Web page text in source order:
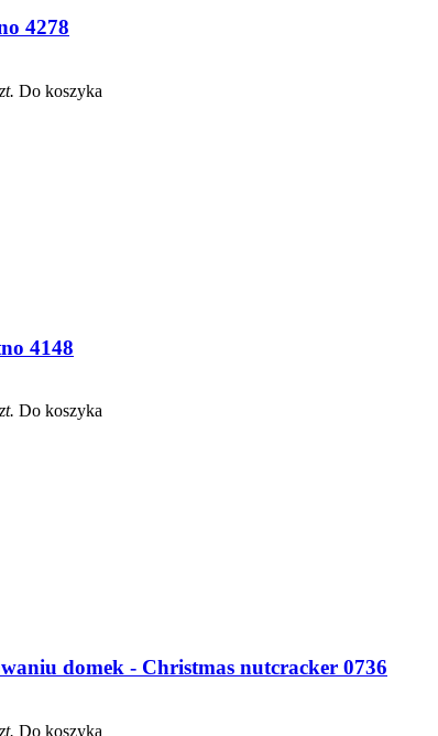
4278
Do koszyka
4148
Do koszyka
domek - Christmas nutcracker 0736
Do koszyka